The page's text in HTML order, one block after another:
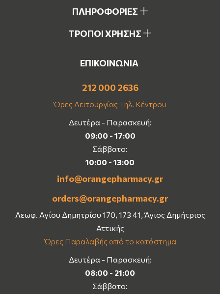
ΠΛΗΡΟΦΟΡΙΕΣ
ΤΡΟΠΟΙ ΧΡΗΣΗΣ
ΕΠΙΚΟΙΝΩΝΙΑ
212 000 2636
Ώρες Λειτουργίας Τηλ. Κέντρου
Δευτέρα - Παρασκευή:
09:00 - 17:00
Σάββατο:
10:00 - 13:00
info@orangepharmacy.gr
orders@orangepharmacy.gr
Λεωφ. Αγίου Δημητρίου 170, 173 41, Άγιος Δημήτριος
Αττικής
Ώρες Παραλαβής από το κατάστημα
Δευτέρα - Παρασκευή:
08:00 - 21:00
Σάββατο: